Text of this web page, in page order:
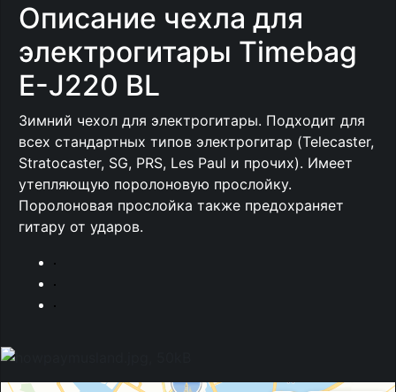
Описание чехла для
электрогитары Timebag
E-J220 BL
Зимний чехол для электрогитары. Подходит для
всех стандартных типов электрогитар (Telecaster,
Stratocaster, SG, PRS, Les Paul и прочих). Имеет
утепляющую поролоновую прослойку.
Поролоновая прослойка также предохраняет
гитару от ударов.